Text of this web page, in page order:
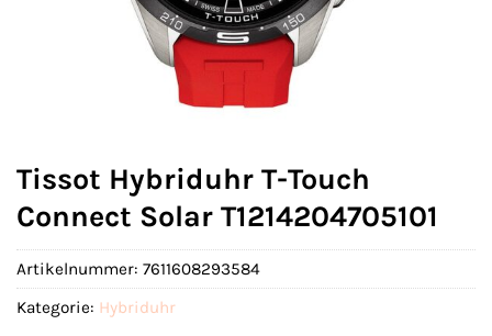
Tissot Hybriduhr T-Touch
Connect Solar T1214204705101
Artikelnummer: 7611608293584
Kategorie: Hybriduhr